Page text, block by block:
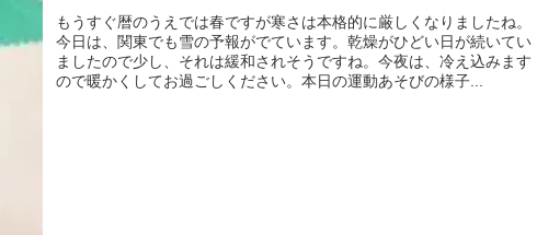
自閉症 学習障害 LD ADHD アスペルガー症候群
もうすぐ暦のうえでは春ですが寒さは本格的に厳しくなりましたね。
今日は、関東でも雪の予報がでています。乾燥がひどい日が続いてい
ましたので少し、それは緩和されそうですね。今夜は、冷え込みます
ので暖かくしてお過ごしください。本日の運動あそびの様子...